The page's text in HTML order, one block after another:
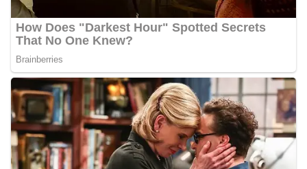
Bhabinkamtibmas di tengah-tengah warga
diharapkan dapat semakin mempererat
hubungan kemitraan antara Polri dan
masyarakat, sekaligus membangun kesadaran
kolektif warga akan pentingnya menjaga
keamanan, ketertiban, dan kekompakan
lingkungan, khususnya dalam menyambut
momentum bersejarah HUT Kemerdekaan
Republik Indonesia.‎Kegiatan sambang ini
rencananya akan terus dilaksanakan secara rutin
oleh Bhabinkamtibmas di wilayah Kelurahan
Sunggal sebagai bagian dari upaya menciptakan